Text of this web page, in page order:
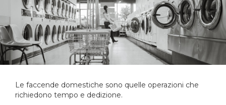
Le faccende domestiche sono quelle operazioni che
richiedono tempo e dedizione.